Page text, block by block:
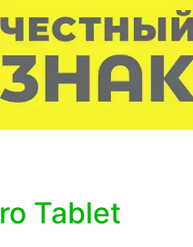
Tablet